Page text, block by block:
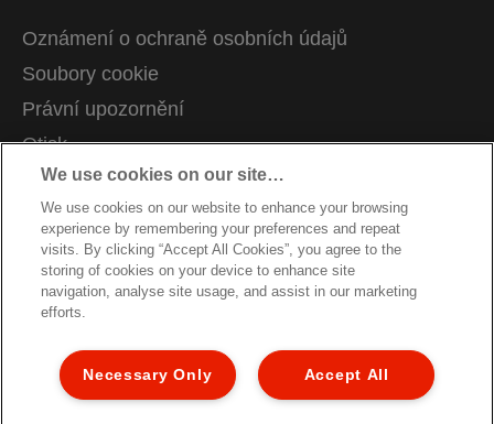
Oznámení o ochraně osobních údajů
Soubory cookie
Právní upozornění
Otisk
Správa mých dat
Kariéra
Pokyny pro recyklaci obalů
Záruční podmínky
Prohlášení o shodě
Struktura stránky
Zákaznická podpora
We use cookies on our site…
We use cookies on our website to enhance your browsing
experience by remembering your preferences and repeat
visits. By clicking “Accept All Cookies”, you agree to the
storing of cookies on your device to enhance site
navigation, analyse site usage, and assist in our marketing
efforts.
Accept All
Necessary Only